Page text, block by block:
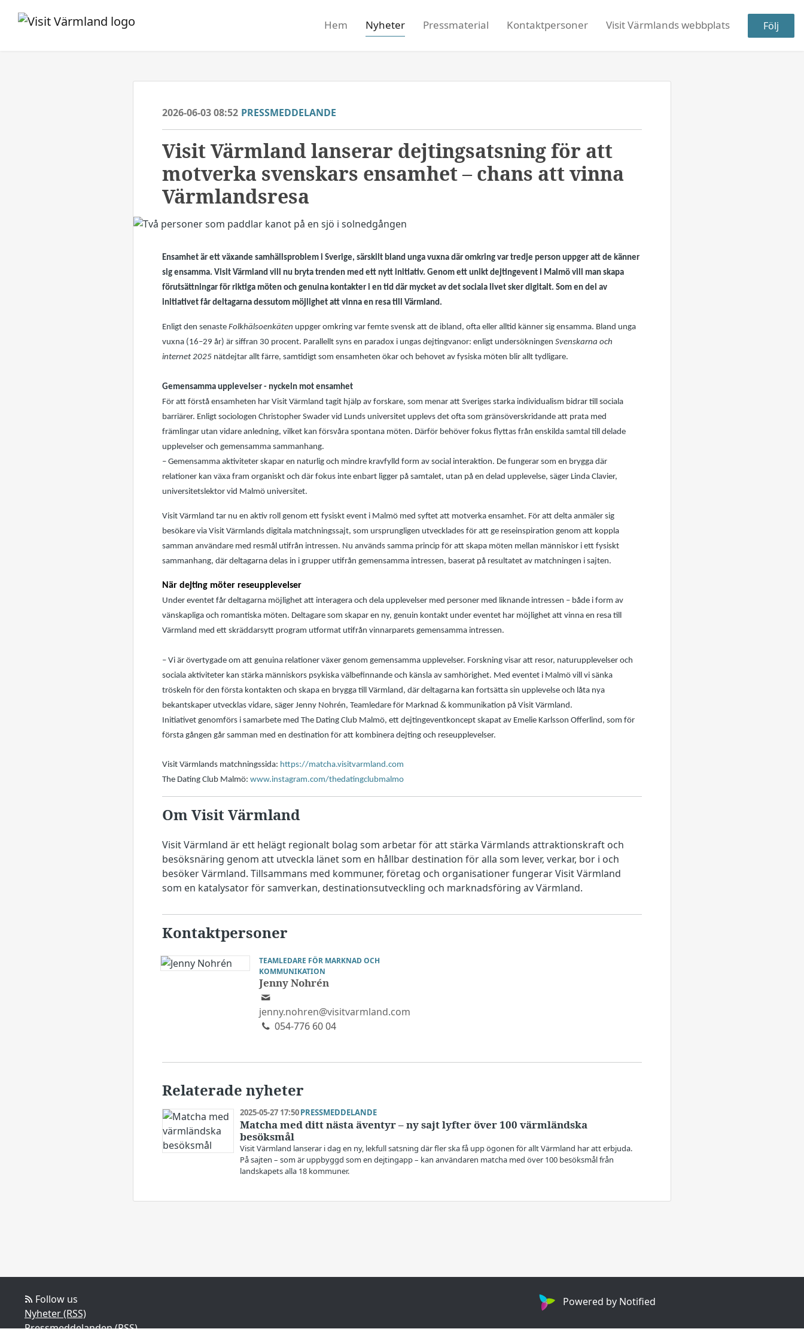
Hem Nyheter Pressmaterial Kontaktpersoner Visit Värmlands webbplats Följ
2026-06-03 08:52 PRESSMEDDELANDE
Visit Värmland lanserar dejtingsatsning för att
motverka svenskars ensamhet – chans att vinna
Värmlandsresa
Ensamhet är ett växande samhällsproblem i Sverige, särskilt bland unga vuxna där omkring var tredje person uppger att de känner
sig ensamma. Visit Värmland vill nu bryta trenden med ett nytt initiativ. Genom ett unikt dejtingevent i Malmö vill man skapa
förutsättningar för riktiga möten och genuina kontakter i en tid där mycket av det sociala livet sker digitalt. Som en del av
initiativet får deltagarna dessutom möjlighet att vinna en resa till Värmland.
Enligt den senaste Folkhälsoenkäten uppger omkring var femte svensk att de ibland, ofta eller alltid känner sig ensamma. Bland unga
vuxna (16–29 år) är siffran 30 procent. Parallellt syns en paradox i ungas dejtingvanor: enligt undersökningen Svenskarna och
internet 2025 nätdejtar allt färre, samtidigt som ensamheten ökar och behovet av fysiska möten blir allt tydligare.
Gemensamma upplevelser - nyckeln mot ensamhet
För att förstå ensamheten har Visit Värmland tagit hjälp av forskare, som menar att Sveriges starka individualism bidrar till sociala
barriärer. Enligt sociologen Christopher Swader vid Lunds universitet upplevs det ofta som gränsöverskridande att prata med
främlingar utan vidare anledning, vilket kan försvåra spontana möten. Därför behöver fokus flyttas från enskilda samtal till delade
upplevelser och gemensamma sammanhang.
– Gemensamma aktiviteter skapar en naturlig och mindre kravfylld form av social interaktion. De fungerar som en brygga där
relationer kan växa fram organiskt och där fokus inte enbart ligger på samtalet, utan på en delad upplevelse, säger Linda Clavier,
universitetslektor vid Malmö universitet.
Visit Värmland tar nu en aktiv roll genom ett fysiskt event i Malmö med syftet att motverka ensamhet. För att delta anmäler sig
besökare via Visit Värmlands digitala matchningssajt, som ursprungligen utvecklades för att ge reseinspiration genom att koppla
samman användare med resmål utifrån intressen. Nu används samma princip för att skapa möten mellan människor i ett fysiskt
sammanhang, där deltagarna delas in i grupper utifrån gemensamma intressen, baserat på resultatet av matchningen i sajten.
När dejting möter reseupplevelser
Under eventet får deltagarna möjlighet att interagera och dela upplevelser med personer med liknande intressen – både i form av
vänskapliga och romantiska möten. Deltagare som skapar en ny, genuin kontakt under eventet har möjlighet att vinna en resa till
Värmland med ett skräddarsytt program utformat utifrån vinnarparets gemensamma intressen.
– Vi är övertygade om att genuina relationer växer genom gemensamma upplevelser. Forskning visar att resor, naturupplevelser och
sociala aktiviteter kan stärka människors psykiska välbefinnande och känsla av samhörighet. Med eventet i Malmö vill vi sänka
tröskeln för den första kontakten och skapa en brygga till Värmland, där deltagarna kan fortsätta sin upplevelse och låta nya
bekantskaper utvecklas vidare, säger Jenny Nohrén, Teamledare för Marknad & kommunikation på Visit Värmland.
Initiativet genomförs i samarbete med The Dating Club Malmö, ett dejtingeventkoncept skapat av Emelie Karlsson Offerlind, som för
första gången går samman med en destination för att kombinera dejting och reseupplevelser.
Visit Värmlands matchningssida: https://matcha.visitvarmland.com
The Dating Club Malmö: www.instagram.com/thedatingclubmalmo
Om Visit Värmland
Visit Värmland är ett helägt regionalt bolag som arbetar för att stärka Värmlands attraktionskraft och
besöksnäring genom att utveckla länet som en hållbar destination för alla som lever, verkar, bor i och
besöker Värmland. Tillsammans med kommuner, företag och organisationer fungerar Visit Värmland
som en katalysator för samverkan, destinationsutveckling och marknadsföring av Värmland.
Kontaktpersoner
TEAMLEDARE FÖR MARKNAD OCH
KOMMUNIKATION
Jenny Nohrén
jenny.nohren@visitvarmland.com
054-776 60 04
Relaterade nyheter
2025-05-27 17:50PRESSMEDDELANDE
Matcha med ditt nästa äventyr – ny sajt lyfter över 100 värmländska
besöksmål
Visit Värmland lanserar i dag en ny, lekfull satsning där fler ska få upp ögonen för allt Värmland har att erbjuda.
På sajten – som är uppbyggd som en dejtingapp – kan användaren matcha med över 100 besöksmål från
landskapets alla 18 kommuner.
Follow us
Nyheter (RSS)
Pressmeddelanden (RSS)
Powered by Notified